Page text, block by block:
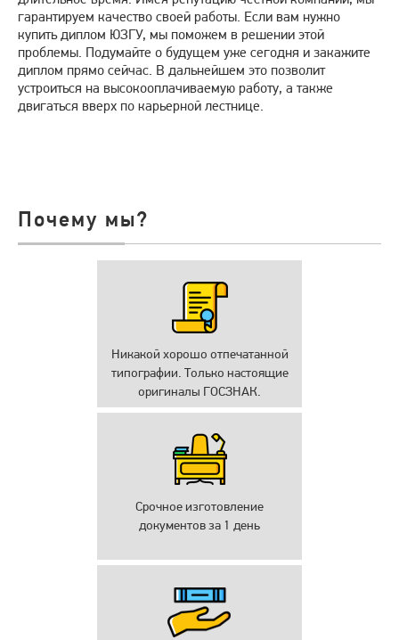
гарантируем качество своей работы. Если вам нужно
купить диплом ЮЗГУ, мы поможем в решении этой
проблемы. Подумайте о будущем уже сегодня и закажите
диплом прямо сейчас. В дальнейшем это позволит
устроиться на высокооплачиваемую работу, а также
двигаться вверх по карьерной лестнице.
Почему мы?
Никакой хорошо отпечатанной
типографии. Только настоящие
оригиналы ГОСЗНАК.
Срочное изготовление
документов за 1 день